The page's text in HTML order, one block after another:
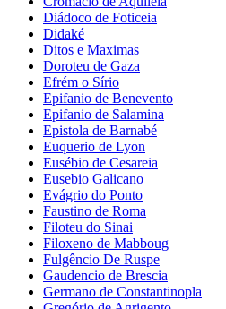
Diádoco de Foticeia
Didaké
Ditos e Maximas
Doroteu de Gaza
Efrém o Sírio
Epifanio de Benevento
Epifanio de Salamina
Epistola de Barnabé
Euquerio de Lyon
Eusébio de Cesareia
Eusebio Galicano
Evágrio do Ponto
Faustino de Roma
Filoteu do Sinai
Filoxeno de Mabboug
Fulgêncio De Ruspe
Gaudencio de Brescia
Germano de Constantinopla